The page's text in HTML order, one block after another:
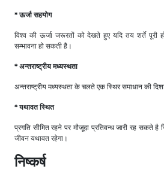
* ऊर्जा सहयोग
विश्व की ऊर्जा जरूरतों को देखते हुए यदि तय शर्ते पूरी
सम्भावना हो सकती है।
* अन्तराष्ट्रीय मध्यस्थता
अन्तराष्ट्रीय मध्यस्थता के चलते एक स्थिर समाधान की
* यथावत स्थित
प्रगति सीमित रहने पर मौजूदा प्रतिवन्ध जारी रह सकते
जीवन यथावत रहेगा।
निष्कर्ष